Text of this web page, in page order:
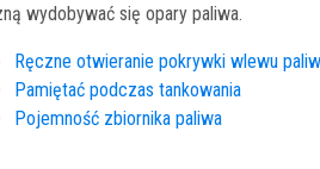
wydobywać się opary paliwa.
Ręczne otwieranie pokrywki wlewu
Pamiętać podczas tankowania
Pojemność zbiornika paliwa